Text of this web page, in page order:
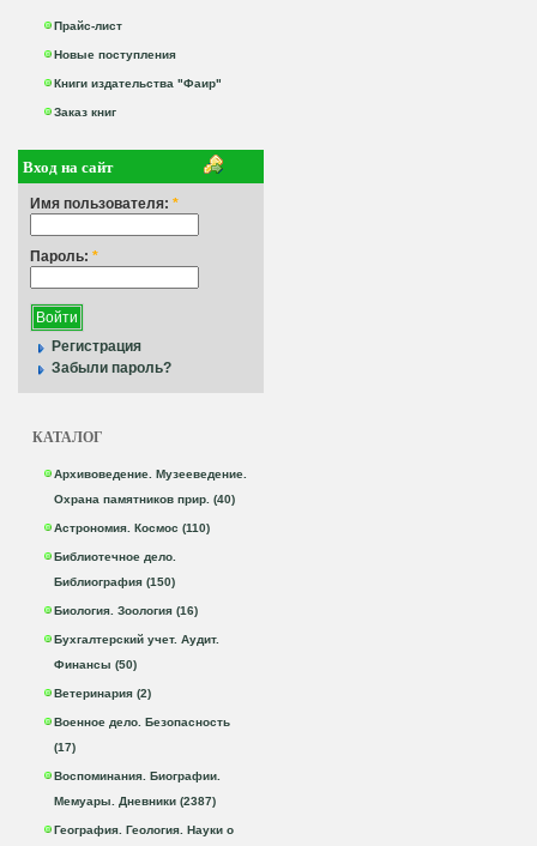
Прайс-лист
Новые поступления
Книги издательства "Фаир"
Заказ книг
Вход на сайт
Имя пользователя: *
Пароль: *
Регистрация
Забыли пароль?
КАТАЛОГ
Архивоведение. Музееведение.
Охрана памятников прир. (40)
Астрономия. Космос (110)
Библиотечное дело.
Библиография (150)
Биология. Зоология (16)
Бухгалтерский учет. Аудит.
Финансы (50)
Ветеринария (2)
Военное дело. Безопасность
(17)
Воспоминания. Биографии.
Мемуары. Дневники (2387)
География. Геология. Науки о